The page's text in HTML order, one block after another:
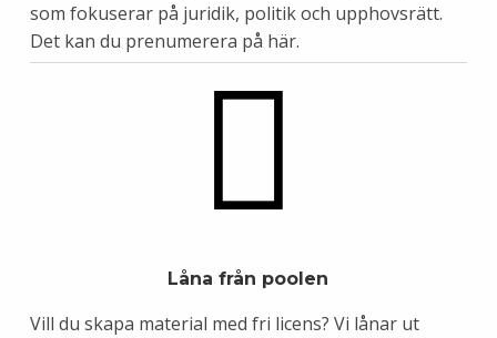
som fokuserar på juridik, politik och upphovsrätt.
Det kan du prenumerera på här.
Låna från poolen
Vill du skapa material med fri licens? Vi lånar ut